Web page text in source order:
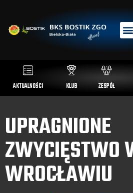
AKTUALNOŚCI KLUB ZESPÓŁ
UPRAGNIONE
ZWYCIĘSTWO
WROCŁAWIU